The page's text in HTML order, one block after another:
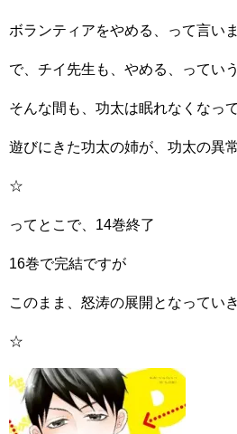
ボランティアをやめる、って言い
で、チイ先生も、やめる、ってい
そんな間も、功太は眠れなくなっ
遊びにきた功太の姉が、功太の異
☆
ってとこで、14巻終了
16巻で完結ですが
このまま、怒涛の展開となってい
☆